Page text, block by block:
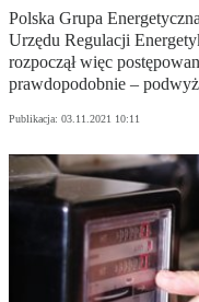
Polska Grupa
Urzędu Regulacji
rozpoczął więc
prawdopodobnie –
Publikacja: 03.11.2021 10:11